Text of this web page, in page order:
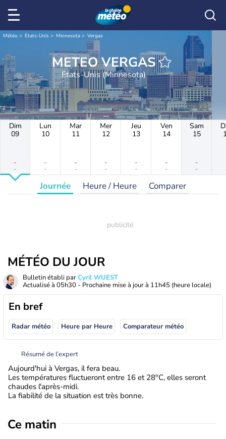
Météo Etats-Unis Minnesota Vergas
METEO VERGAS
Etats-Unis (Minnesota)
Dim
09
-
-
Lun
10
-
-
Mar
11
-
-
Mer
12
-
-
Jeu
13
-
-
Ven
14
-
-
Sam
15
-
-
Journée Heure / Heure Comparer
MÉTÉO DU JOUR
Bulletin établi parCyril WUEST
Actualisé à 05h30 - Prochaine mise à jour à 11h45 (heure locale)
En bref
Radar météo Heure par Heure Comparateur météo
Résumé de l’expert
Aujourd'hui à Vergas, il fera beau.
Les températures fluctueront entre 16 et 28°C, elles seront
chaudes l'après-midi.
La fiabilité de la situation est très bonne.
Ce matin